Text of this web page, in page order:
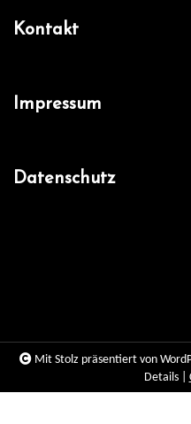
Kontakt
Impressum
Datenschutz
Mit Stolz präsentiert von
Details